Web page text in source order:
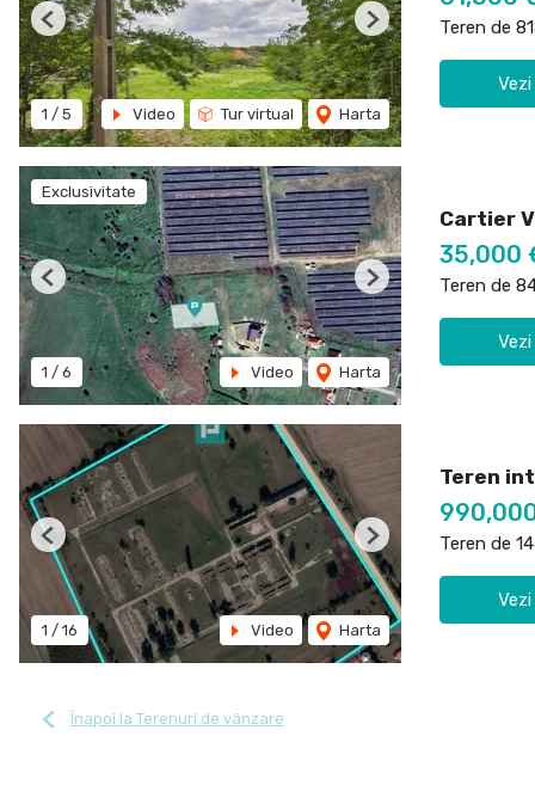
1 / 5 Video Tur virtual Harta
Previous Next Teren de
Exclusivitate
1 / 6 Video Harta
Previous Next
Cartier
35,000
Teren de
1 / 16 Video Harta
Previous Next
Teren
Teren de
Înapoi la Terenuri de vânzare